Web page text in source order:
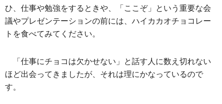
ひ、仕事や勉強をするときや、「ここぞ」という重要な会
議やプレゼンテーションの前には、ハイカカオチョコレー
トを食べてみてください。
「仕事にチョコは欠かせない」と話す人に数え切れない
ほど出会ってきましたが、それは理にかなっているので
す。